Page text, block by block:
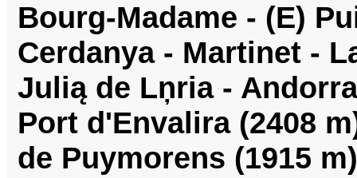
Bourg-Madame - (E)
Cerdanya - Martinet -
Julią de Lņria -
Port d'Envalira (2408
de Puymorens (1915